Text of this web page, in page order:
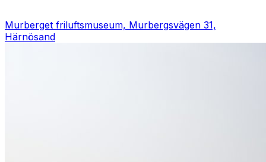
Murberget friluftsmuseum, Murbergsvägen 31,
Härnösand